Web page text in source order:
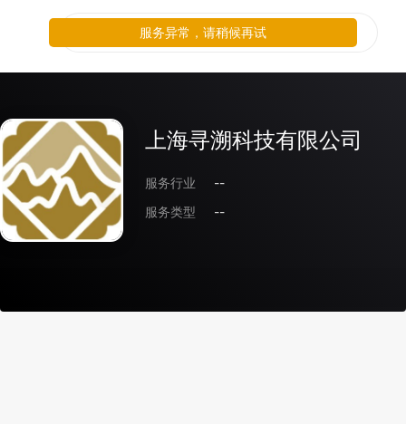
上海寻溯科技有限公司
服务行业
--
服务类型
--
服务异常，请稍候再试